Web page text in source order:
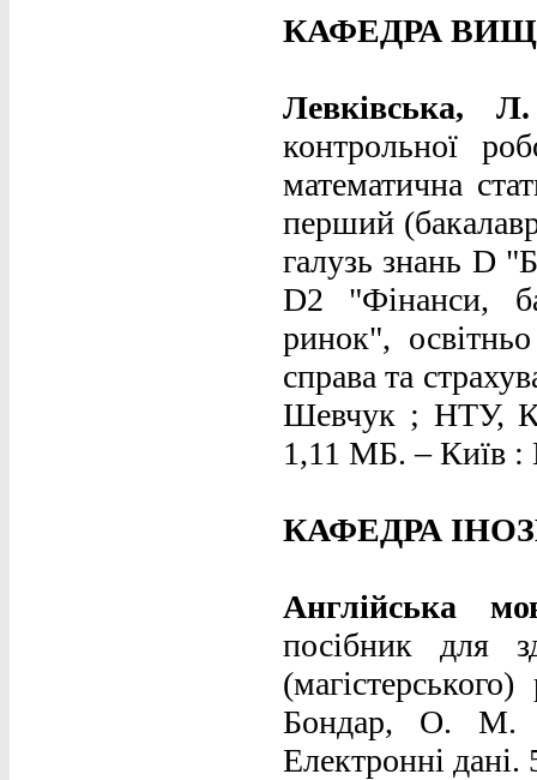
КАФЕДРА
контрольної
математична
перший
галузь знань D
D2 "Фінанси,
ринок",
справа та
Шевчук ; НТУ,
1,11 МБ. – Київ :
КАФЕДРА
Англійська
посібник для
Бондар, О. М.
Електронні